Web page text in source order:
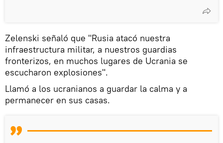
Zelenski señaló que "Rusia atacó nuestra
infraestructura militar, a nuestros guardias
fronterizos, en muchos lugares de Ucrania se
escucharon explosiones".
Llamó a los ucranianos a guardar la calma y a
permanecer en sus casas.